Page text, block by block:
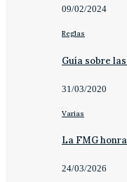
09/02/2024
Reglas
Guía sobre
31/03/2020
Varias
La FMG
24/03/2026